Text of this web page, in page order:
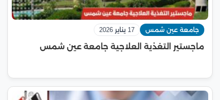
جامعة عين شمس 17 يناير 2026
ماجستير التغذية العلاجية جامعة عين شمس